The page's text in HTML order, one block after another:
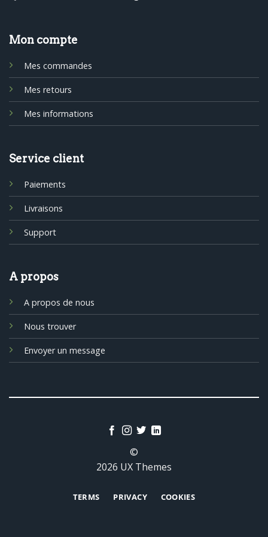
Mon compte
Mes commandes
Mes retours
Mes informations
Service client
Paiements
Livraisons
Support
A propos
A propos de nous
Nous trouver
Envoyer un message
©
2026 UX Themes
TERMS PRIVACY COOKIES